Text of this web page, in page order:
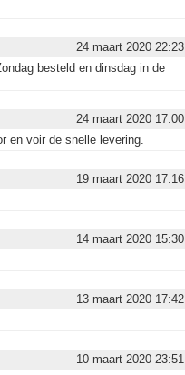
24 maart 2020 22:23
besteld en dinsdag in de
24 maart 2020 17:00
en voir de snelle levering.
19 maart 2020 17:16
14 maart 2020 15:30
13 maart 2020 17:42
10 maart 2020 23:51